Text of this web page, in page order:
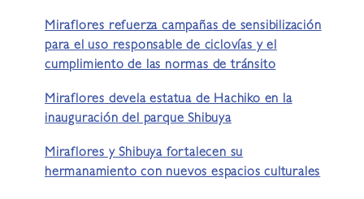
Miraflores refuerza campañas de sensibilización
para el uso responsable de ciclovías y el
cumplimiento de las normas de tránsito
Miraflores devela estatua de Hachiko en la
inauguración del parque Shibuya
Miraflores y Shibuya fortalecen su
hermanamiento con nuevos espacios culturales